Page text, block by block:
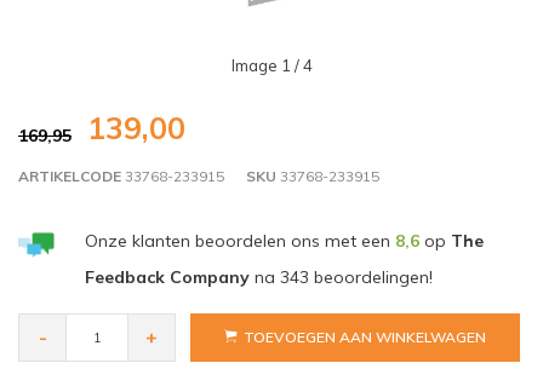
Image 1 / 4
169,95 139,00
ARTIKELCODE 33768-233915 SKU 33768-233915
Onze klanten beoordelen ons met een 8,6op The
Feedback Companyna 343 beoordelingen!
- + TOEVOEGEN AAN WINKELWAGEN